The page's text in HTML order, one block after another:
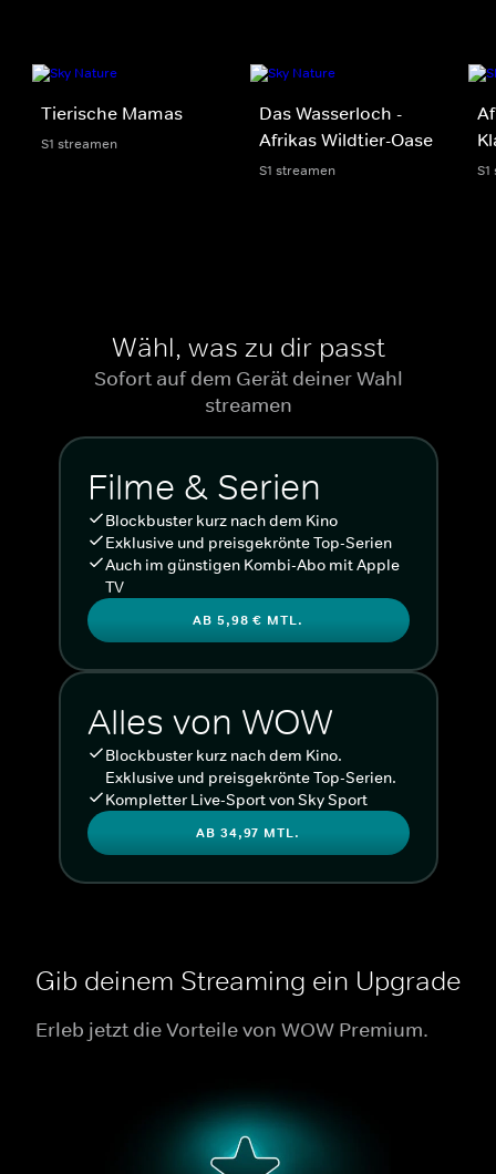
Tierische Mamas
S1 streamen
Das Wasserloch -
Afrikas Wildtier-Oase
S1 streamen
Wähl, was zu dir passt
Sofort auf dem Gerät deiner Wahl
streamen
Filme & Serien
Blockbuster kurz nach dem Kino
Exklusive und preisgekrönte Top-Serien
Auch im günstigen Kombi-Abo mit Apple
TV
AB 5,98 € MTL.
Alles von WOW
Blockbuster kurz nach dem Kino.
Exklusive und preisgekrönte Top-Serien.
Kompletter Live-Sport von Sky Sport
AB 34,97 MTL.
Gib deinem Streaming ein Upgrade
Erleb jetzt die Vorteile von WOW Premium.